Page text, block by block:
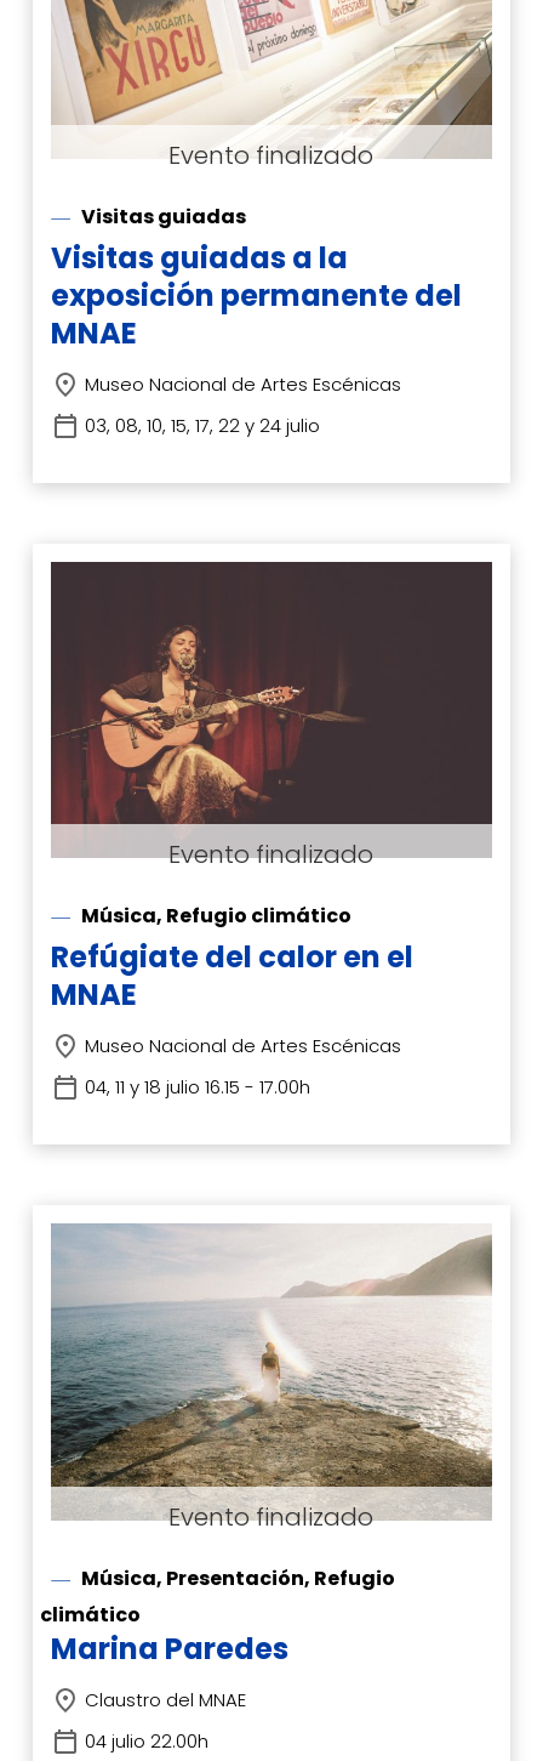
Visitas guiadas
Visitas guiadas a la
exposición permanente del
MNAE
Museo Nacional de Artes Escénicas
03, 08, 10, 15, 17, 22 y 24 julio
Música, Refugio climático
Refúgiate del calor en el
MNAE
Museo Nacional de Artes Escénicas
04, 11 y 18 julio 16.15 - 17.00h
Música, Presentación, Refugio
climático
Marina Paredes
Claustro del MNAE
04 julio 22.00h